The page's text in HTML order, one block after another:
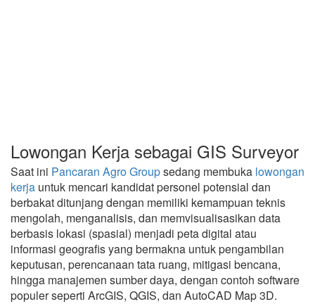
Lowongan Kerja sebagai GIS Surveyor
Saat ini Pancaran Agro Groupsedang membuka lowongan
kerja untuk mencari kandidat personel potensial dan
berbakat ditunjang dengan memiliki kemampuan teknis
mengolah, menganalisis, dan memvisualisasikan data
berbasis lokasi (spasial) menjadi peta digital atau
informasi geografis yang bermakna untuk pengambilan
keputusan, perencanaan tata ruang, mitigasi bencana,
hingga manajemen sumber daya, dengan contoh software
populer seperti ArcGIS, QGIS, dan AutoCAD Map 3D.